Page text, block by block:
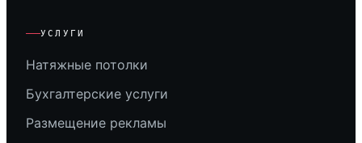
УСЛУГИ
Натяжные потолки
Бухгалтерские услуги
Размещение рекламы